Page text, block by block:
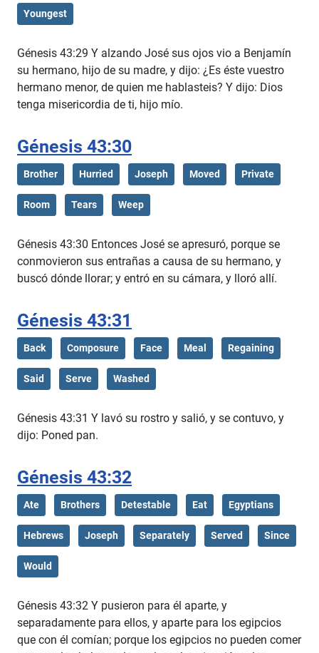
Youngest
Génesis 43:29 Y alzando José sus ojos vio a Benjamín
su hermano, hijo de su madre, y dijo: ¿Es éste vuestro
hermano menor, de quien me hablasteis? Y dijo: Dios
tenga misericordia de ti, hijo mío.
Génesis 43:30
Brother Hurried Joseph Moved Private
Room Tears Weep
Génesis 43:30 Entonces José se apresuró, porque se
conmovieron sus entrañas a causa de su hermano, y
buscó dónde llorar; y entró en su cámara, y lloró allí.
Génesis 43:31
Back Composure Face Meal Regaining
Said Serve Washed
Génesis 43:31 Y lavó su rostro y salió, y se contuvo, y
dijo: Poned pan.
Génesis 43:32
Ate Brothers Detestable Eat Egyptians
Hebrews Joseph Separately Served Since
Would
Génesis 43:32 Y pusieron para él aparte, y
separadamente para ellos, y aparte para los egipcios
que con él comían; porque los egipcios no pueden comer